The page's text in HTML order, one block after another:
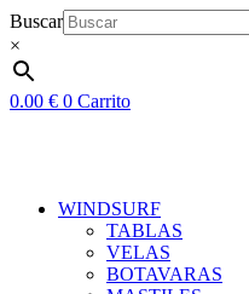
Ir
al
contenido
Buscar
×
0.00 € 0 Carrito
WINDSURF
TABLAS
VELAS
BOTAVARAS